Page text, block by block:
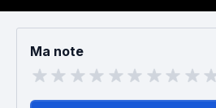
Ma note